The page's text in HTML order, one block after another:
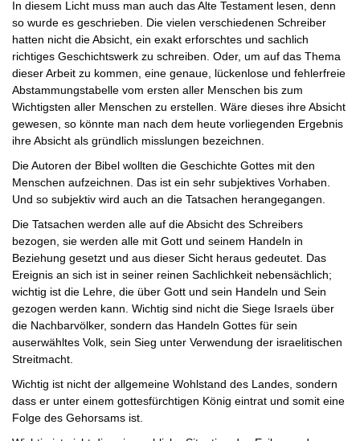
In diesem Licht muss man auch das Alte Testament lesen, denn
so wurde es geschrieben. Die vielen verschiedenen Schreiber
hatten nicht die Absicht, ein exakt erforschtes und sachlich
richtiges Geschichtswerk zu schreiben. Oder, um auf das Thema
dieser Arbeit zu kommen, eine genaue, lückenlose und fehlerfreie
Abstammungstabelle vom ersten aller Menschen bis zum
Wichtigsten aller Menschen zu erstellen. Wäre dieses ihre Absicht
gewesen, so könnte man nach dem heute vorliegenden Ergebnis
ihre Absicht als gründlich misslungen bezeichnen.
Die Autoren der Bibel wollten die Geschichte Gottes mit den
Menschen aufzeichnen. Das ist ein sehr subjektives Vorhaben.
Und so subjektiv wird auch an die Tatsachen herangegangen.
Die Tatsachen werden alle auf die Absicht des Schreibers
bezogen, sie werden alle mit Gott und seinem Handeln in
Beziehung gesetzt und aus dieser Sicht heraus gedeutet. Das
Ereignis an sich ist in seiner reinen Sachlichkeit nebensächlich;
wichtig ist die Lehre, die über Gott und sein Handeln und Sein
gezogen werden kann. Wichtig sind nicht die Siege Israels über
die Nachbarvölker, sondern das Handeln Gottes für sein
auserwähltes Volk, sein Sieg unter Verwendung der israelitischen
Streitmacht.
Wichtig ist nicht der allgemeine Wohlstand des Landes, sondern
dass er unter einem gottesfürchtigen König eintrat und somit eine
Folge des Gehorsams ist.